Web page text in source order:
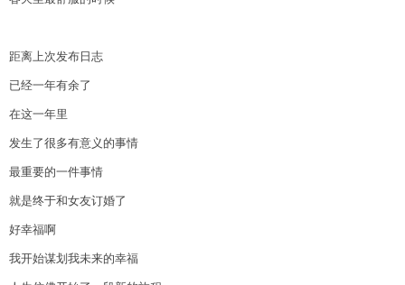
距离上次发布日志
已经一年有余了
在这一年里
发生了很多有意义的事情
最重要的一件事情
就是终于和女友订婚了
好幸福啊
我开始谋划我未来的幸福